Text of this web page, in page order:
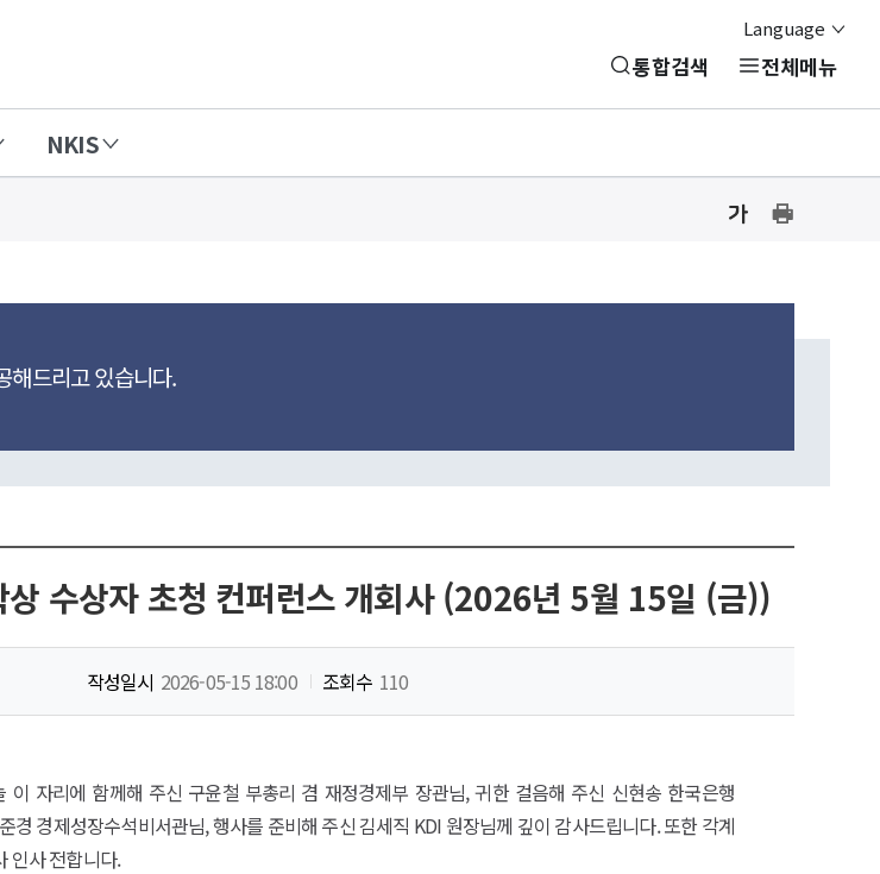
Language
통합검색 전체메뉴
NKIS
글
설
글
설
프
해드리고 있습니다.
상 수상자 초청 컨퍼런스 개회사 (2026년 5월 15일 (금))
작성일시 2026-05-15 18:00 조회수 110
이 자리에 함께해 주신 구윤철 부총리 겸 재정경제부 장관님, 귀한 걸음해 주신 신현송 한국은행
경 경제성장수석비서관님, 행사를 준비해 주신 김세직 KDI 원장님께 깊이 감사드립니다. 또한 각계
인사 전합니다.